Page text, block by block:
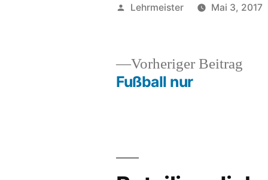
Veröffentlicht
Lehrmeister Mai 3, 2017
Beitrags-
Vorheriger Beitrag
Fußball nur